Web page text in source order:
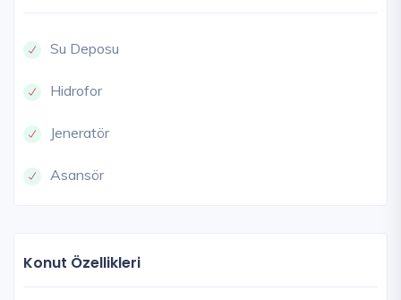
Su Deposu
Hidrofor
Jeneratör
Asansör
Konut Özellikleri